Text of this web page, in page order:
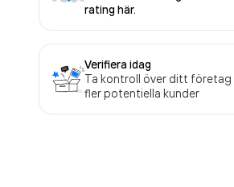
rating här.
Verifiera idag
Ta kontroll över ditt företag
fler potentiella kunder